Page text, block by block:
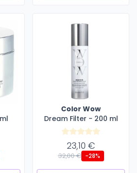
Color Wow
Dream Filter - 200 ml
23,10 €
32,00 € -28%